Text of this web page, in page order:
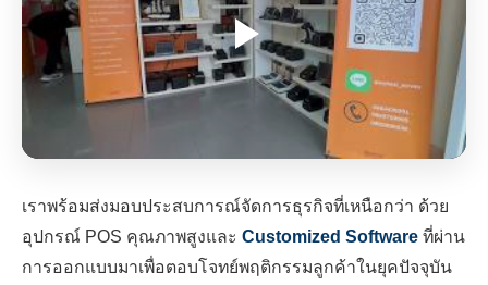
เราพร้อมส่งมอบประสบการณ์จัดการธุรกิจที่เหนือกว่า ด้วย
อุปกรณ์ POS คุณภาพสูงและ Customized Software ที่ผ่าน
การออกแบบมาเพื่อตอบโจทย์พฤติกรรมลูกค้าในยุคปัจจุบัน